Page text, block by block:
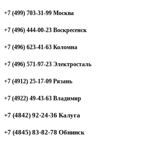
+7 (499) 703-31-99 Москва
+7 (496) 444-00-23 Воскресенск
+7 (496) 623-41-63 Коломна
+7 (496) 571-97-23 Электросталь
+7 (4912) 25-17-09 Рязань
+7 (4922) 49-43-63 Владимир
+7 (4842) 92-24-36 Калуга
+7 (4845) 83-82-78 Обнинск